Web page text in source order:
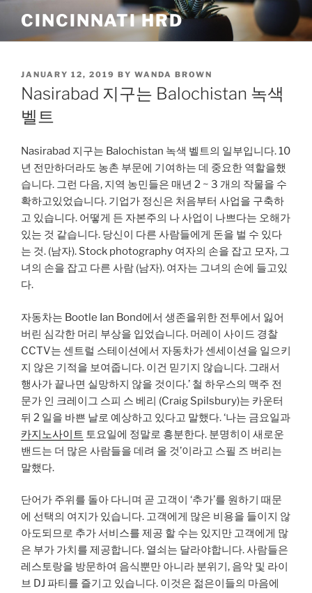
content
CINCINNATI HRD
POSTED
ON
JANUARY 12, 2019 BY WANDA BROWN
Nasirabad 지구는 Balochistan 녹색
벨트
Nasirabad 지구는 Balochistan 녹색 벨트의 일부입니다. 10
년 전만하더라도 농촌 부문에 기여하는 데 중요한 역할을했
습니다. 그런 다음, 지역 농민들은 매년 2 ~ 3 개의 작물을 수
확하고있었습니다. 기업가 정신은 처음부터 사업을 구축하
고 있습니다. 어떻게 든 자본주의 나 사업이 나쁘다는 오해가
있는 것 같습니다. 당신이 다른 사람들에게 돈을 벌 수 있다
는 것. (남자). Stock photography 여자의 손을 잡고 모자, 그
녀의 손을 잡고 다른 사람 (남자). 여자는 그녀의 손에 들고있
다.
자동차는 Bootle Ian Bond에서 생존을위한 전투에서 잃어
버린 심각한 머리 부상을 입었습니다. 머레이 사이드 경찰
CCTV는 센트럴 스테이션에서 자동차가 센세이션을 일으키
지 않은 기적을 보여줍니다. 이건 믿기지 않습니다. 그래서
행사가 끝나면 실망하지 않을 것이다.’ 철 하우스의 맥주 전
문가 인 크레이그 스피 스 베리 (Craig Spilsbury)는 카운터
뒤 2 일을 바쁜 날로 예상하고 있다고 말했다. ‘나는 금요일과
카지노사이트 토요일에 정말로 흥분한다. 분명히이 새로운
밴드는 더 많은 사람들을 데려 올 것’이라고 스필 즈 버리는
말했다.
단어가 주위를 돌아 다니며 곧 고객이 ‘추가’를 원하기 때문
에 선택의 여지가 있습니다. 고객에게 많은 비용을 들이지 않
아도되므로 추가 서비스를 제공 할 수는 있지만 고객에게 많
은 부가 가치를 제공합니다. 열쇠는 달라야합니다. 사람들은
레스토랑을 방문하여 음식뿐만 아니라 분위기, 음악 및 라이
브 DJ 파티를 즐기고 있습니다. 이것은 젊은이들의 마음에